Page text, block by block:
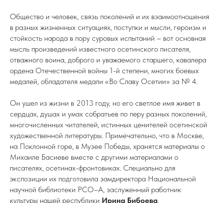
Общество и человек, связь поколений и их взаимоотношения
в разных жизненных ситуациях, поступки и мысли, героизм и
стойкость народа в пору суровых испытаний – вот основная
мысль произведений известного осетинского писателя,
отважного воина, доброго и уважаемого старшего, кавалера
ордена Отечественной войны 1-й степени, многих боевых
медалей, обладателя медали «Во Славу Осетии» за № 4.
Он ушел из жизни в 2013 году, но его светлое имя живет в
сердцах, душах и умах собратьев по перу разных поколений,
многочисленных читателей, истинных ценителей осетинской
художественной литературы. Примечательно, что в Москве,
на Поклонной горе, в Музее Победы, хранятся материалы о
Михаиле Басиеве вместе с другими материалами о
писателях, осетинах-фронтовиках. Специально для
экспозиции их подготовила замдиректора Национальной
научной библиотеки РСО–А, заслуженный работник
культуры нашей республики Ирина Бибоева.